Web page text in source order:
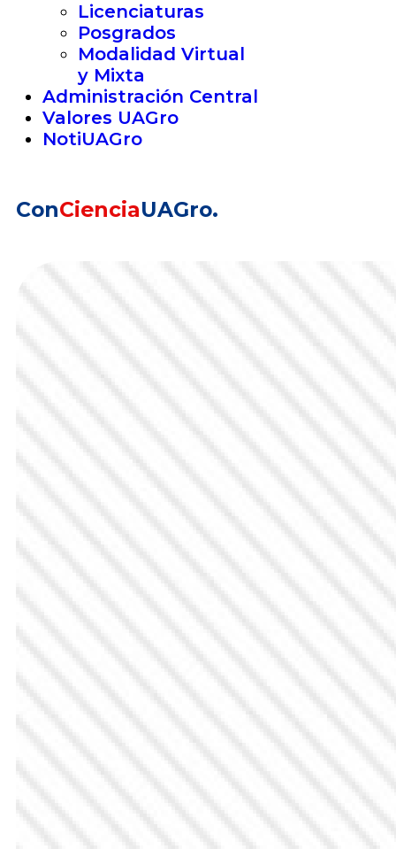
Licenciaturas
Posgrados
Modalidad Virtual
y Mixta
Administración Central
Valores UAGro
NotiUAGro
ConCienciaUAGro.